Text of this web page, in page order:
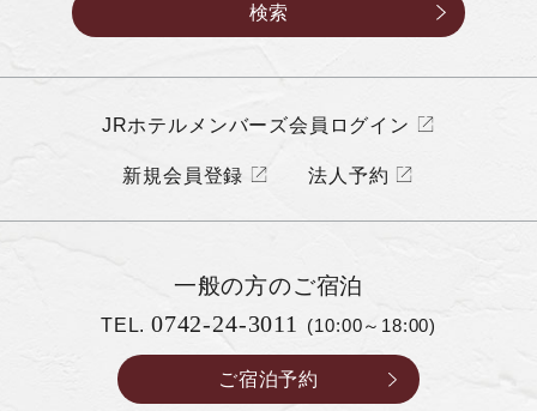
JRホテルメンバーズ会員ログイン
新規会員登録 法人予約
一般の方のご宿泊
TEL. 0742-24-3011 (10:00～18:00)
ご宿泊予約